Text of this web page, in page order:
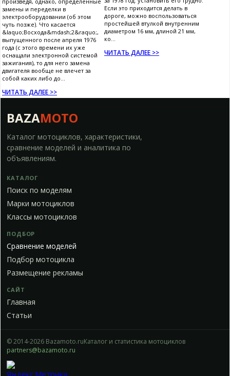
замены и переделки в
электрооборудовании (об этом
чуть позже). Что касается
&laquo;Восхода&mdash;2&raquo;,
выпущенного после апреля 1976
года (с этого времени их уже
оснащали электронной системой
зажигания), то для него замена
двигателя вообще не влечет за
собой каких либо до...
ЧИТАТЬ ДАЛЕЕ >>
Если это приходится делать в
дороге, можно воспользоваться
простейшей втулкой внутренним
диаметром 16 мм, длиной 21 мм,
ко...
ЧИТАТЬ ДАЛЕЕ >>
BAZAMOTO
Каталог мотоциклов, характеристики,
сравнение моделей и аналитика по
объявлениям.
КАТАЛОГ
Поиск по моделям
Марки мотоциклов
Классы мотоциклов
ПОДБОР
Сравнение моделей
Подбор мотоцикла
Размещение рекламы
САЙТ
Главная
Статьи
© 2014-2026 Bazamoto.ruКаталог и статистика мотоциклов
partners@bazamoto.ru